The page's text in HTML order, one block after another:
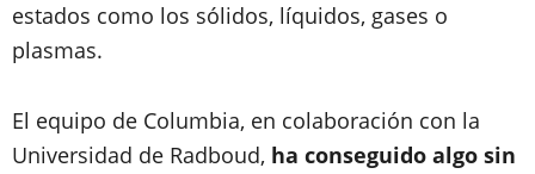
estados como los sólidos, líquidos, gases o
plasmas.
El equipo de Columbia, en colaboración con la
Universidad de Radboud, ha conseguido algo sin